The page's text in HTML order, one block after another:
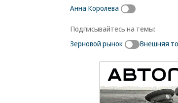
Анна Королева
Подписывайтесь на темы:
Зерновой рынок
Внешняя